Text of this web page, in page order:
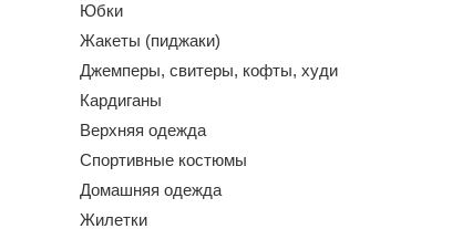
Юбки
Жакеты (пиджаки)
Джемперы, свитеры, кофты, худи
Кардиганы
Верхняя одежда
Спортивные костюмы
Домашняя одежда
Жилетки